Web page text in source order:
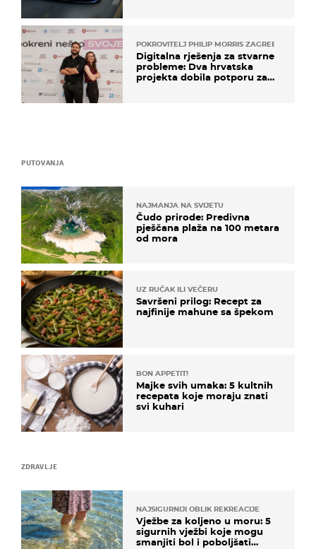
ZDRAVLJE
NAJSIGURNIJI OBLIK REKREACIJE
Vježbe za koljeno u moru: 5
sigurnih vježbi koje mogu
smanjiti bol i poboljšati
PUTOVANJA
NAJMANJA NA SVIJETU
Čudo prirode: Predivna
pješčana plaža na 100 metara
od mora
UZ RUČAK ILI VEČERU
Savršeni prilog: Recept za
najfinije mahune sa špekom
BON APPETIT!
Majke svih umaka: 5 kultnih
recepata koje moraju znati
svi kuhari
POKROVITELJ PHILIP MORRIS ZAGREB
Digitalna rješenja za stvarne
probleme: Dva hrvatska
projekta dobila potporu za